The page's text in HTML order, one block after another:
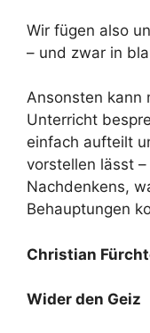
Wir fügen also
– und zwar in
Ansonsten kann
Unterricht
einfach aufteilt
vorstellen lässt
Nachdenkens,
Behauptungen
Christian
Wider den Geiz